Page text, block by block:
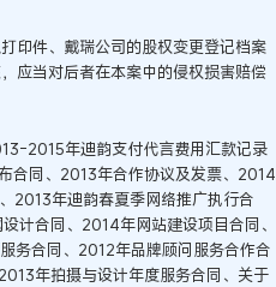
印件、戴瑞公司的股权变更登记档案
应当对后者在本案中的侵权损害赔偿
2015年迪韵支付代言费用汇款记录
合同、2013年合作协议及发票、2014
2013年迪韵春夏季网络推广执行合
计合同、2014年网站建设项目合同、
务合同、2012年品牌顾问服务合作合
年拍摄与设计年度服务合同、关于